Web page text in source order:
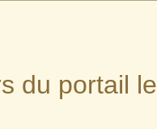
du portail